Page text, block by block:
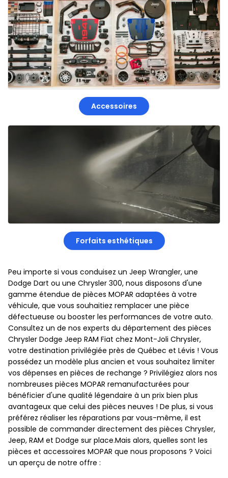
Accessoires
Forfaits esthétiques
Peu importe si vous conduisez un Jeep Wrangler, une
Dodge Dart ou une Chrysler 300, nous disposons d'une
gamme étendue de pièces MOPAR adaptées à votre
véhicule, que vous souhaitiez remplacer une pièce
défectueuse ou booster les performances de votre auto.
Consultez un de nos experts du département des pièces
Chrysler Dodge Jeep RAM Fiat chez Mont-Joli Chrysler,
votre destination privilégiée près de Québec et Lévis ! Vous
possédez un modèle plus ancien et vous souhaitez limiter
vos dépenses en pièces de rechange ? Privilégiez alors nos
nombreuses pièces MOPAR remanufacturées pour
bénéficier d'une qualité légendaire à un prix bien plus
avantageux que celui des pièces neuves ! De plus, si vous
préférez réaliser les réparations par vous-même, il est
possible de commander directement des pièces Chrysler,
Jeep, RAM et Dodge sur place.Mais alors, quelles sont les
pièces et accessoires MOPAR que nous proposons ? Voici
un aperçu de notre offre :